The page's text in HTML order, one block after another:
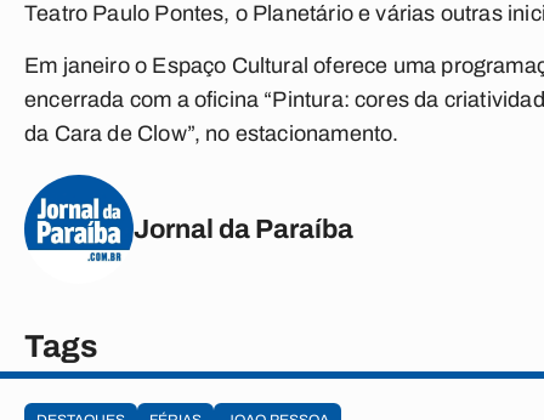
Teatro Paulo Pontes, o Planetário e várias outras
Em janeiro o Espaço Cultural oferece uma
encerrada com a oficina “Pintura: cores da
da Cara de Clow”, no estacionamento.
Jornal da Paraíba
Tags